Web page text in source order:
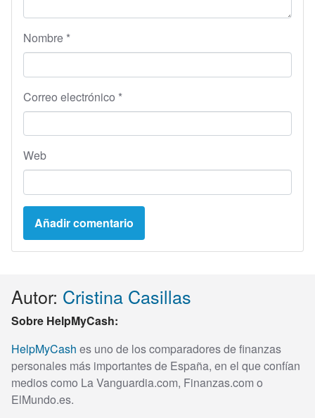
Nombre *
Correo electrónico *
Web
Autor: Cristina Casillas
Sobre HelpMyCash:
HelpMyCash es uno de los comparadores de finanzas
personales más importantes de España, en el que confían
medios como La Vanguardia.com, Finanzas.com o
ElMundo.es.